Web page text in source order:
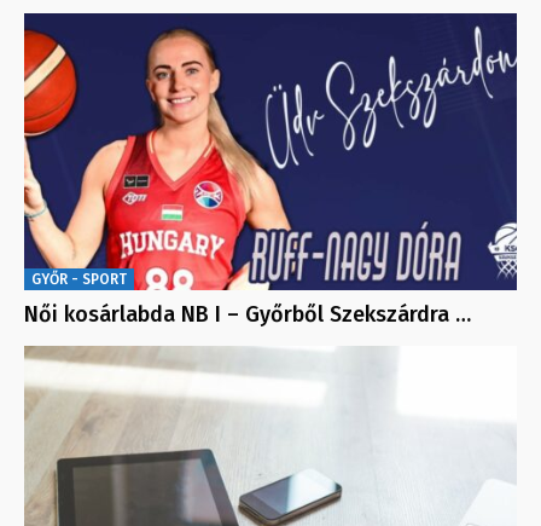
GYŐR - SPORT
Női kosárlabda NB I – Győrből Szekszárdra …